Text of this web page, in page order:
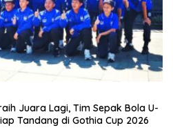
Juara Lagi, Tim Sepak Bola U-
Tandang di Gothia Cup 2026